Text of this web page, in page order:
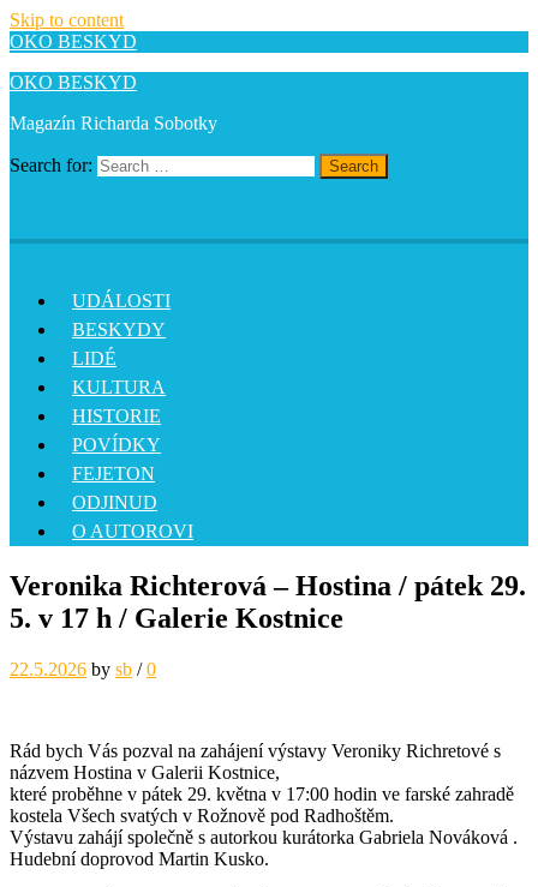
Skip to content
OKO BESKYD
OKO BESKYD
Magazín Richarda Sobotky
Search for: Search
UDÁLOSTI
BESKYDY
LIDÉ
KULTURA
HISTORIE
POVÍDKY
FEJETON
ODJINUD
O AUTOROVI
Veronika Richterová – Hostina / pátek 29.
5. v 17 h / Galerie Kostnice
22.5.2026 by sb / 0
Rád bych Vás pozval na zahájení výstavy Veroniky Richretové s
názvem Hostina v Galerii Kostnice,
které proběhne v pátek 29. května v 17:00 hodin ve farské zahradě
kostela Všech svatých v Rožnově pod Radhoštěm.
Výstavu zahájí společně s autorkou kurátorka Gabriela Nováková .
Hudební doprovod Martin Kusko.